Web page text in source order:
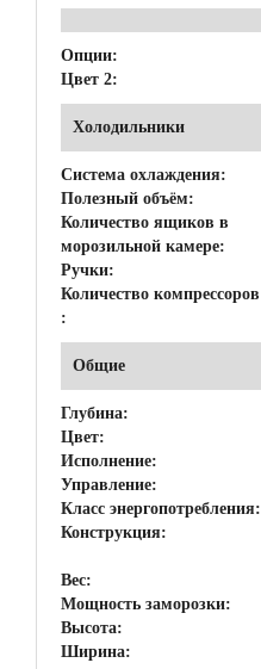
Опции:
Цвет 2:
Холодильники
Система охлаждения:
Полезный объём:
Количество ящиков в
морозильной камере:
Ручки:
Количество компрессоров
:
Общие
Глубина:
Цвет:
Исполнение:
Управление:
Класс энергопотребления:
Конструкция:
Вес:
Мощность заморозки:
Высота:
Ширина: